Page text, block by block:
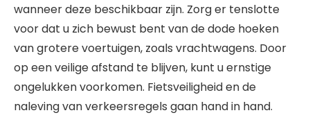
wanneer deze beschikbaar zijn. Zorg er tenslotte
voor dat u zich bewust bent van de dode hoeken
van grotere voertuigen, zoals vrachtwagens. Door
op een veilige afstand te blijven, kunt u ernstige
ongelukken voorkomen. Fietsveiligheid en de
naleving van verkeersregels gaan hand in hand.